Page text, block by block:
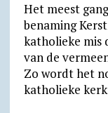
Het meest
benaming
katholieke mis
van de
Zo wordt het
katholieke